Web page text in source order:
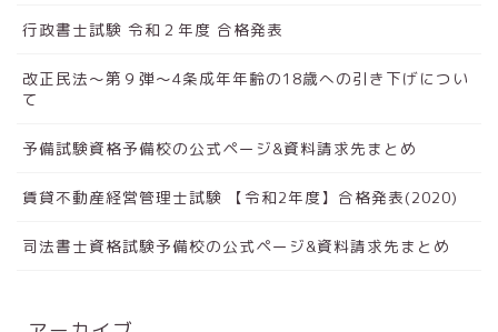
行政書士試験 令和２年度 合格発表
改正民法～第９弾～4条成年年齢の18歳への引き下げについ
て
予備試験資格予備校の公式ページ&資料請求先まとめ
賃貸不動産経営管理士試験 【令和2年度】合格発表(2020)
司法書士資格試験予備校の公式ページ&資料請求先まとめ